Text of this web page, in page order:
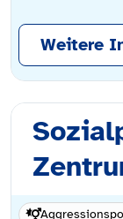
Weitere